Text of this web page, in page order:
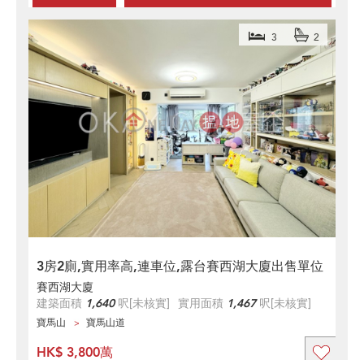
3房2廁,實用率高,連車位,露台賽西湖大廈出售單位
3 2
賽西湖大廈
建築面積 1,640呎[未核實] 實用面積 1,467呎[未核實]
寶馬山 寶馬山道
HK$ 3,800萬